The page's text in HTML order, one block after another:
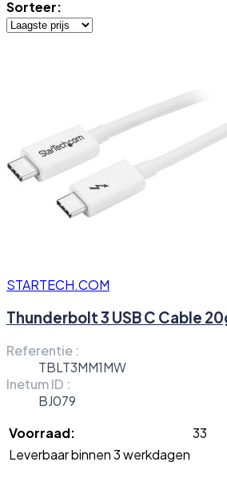
Sorteer:
STARTECH.COM
Thunderbolt 3 USB C Cable
Referentie :
TBLT3MM1MW
Inetum ID :
BJ079
Voorraad:
33
Leverbaar binnen 3 werkdagen